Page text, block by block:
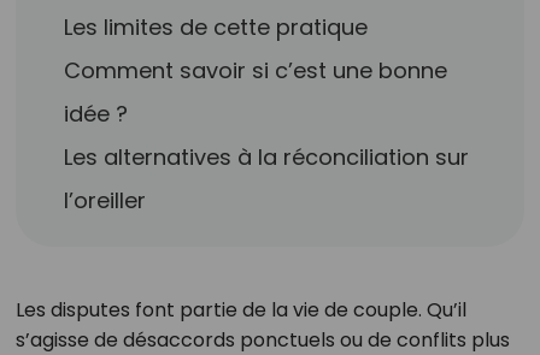
Les limites de cette pratique
Comment savoir si c’est une bonne
idée ?
Les alternatives à la réconciliation sur
l’oreiller
Les disputes font partie de la vie de couple. Qu’il
s’agisse de désaccords ponctuels ou de conflits plus